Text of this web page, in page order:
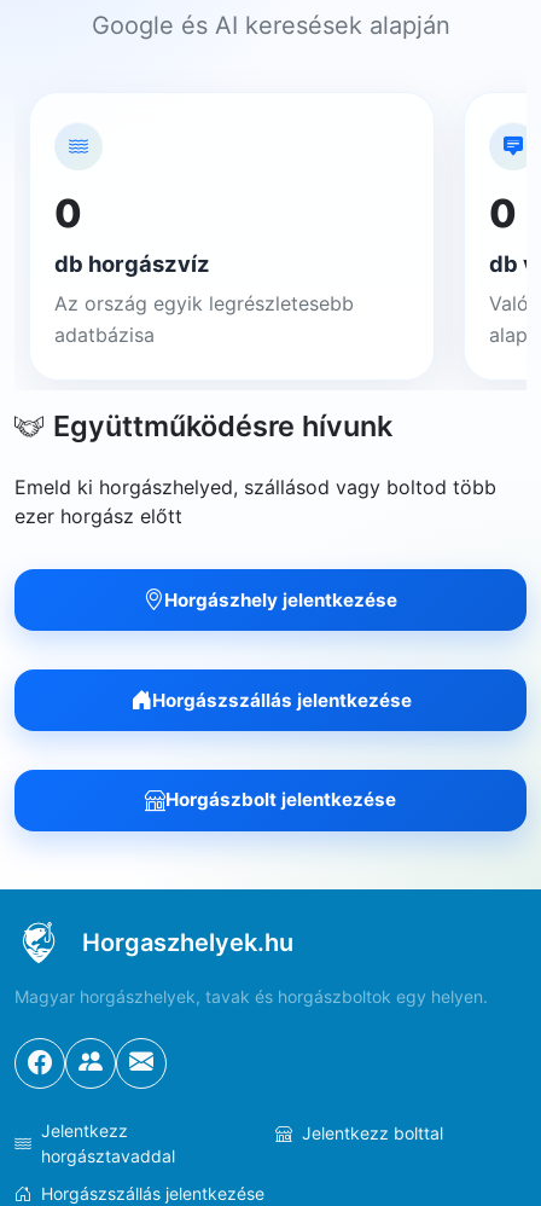
Google és AI keresések alapján
0
db horgászvíz
Az ország egyik legrészletesebb
adatbázisa
0
db
Együttműködésre hívunk
Emeld ki horgászhelyed, szállásod vagy boltod több
ezer horgász előtt
Horgászhely jelentkezése
Horgászszállás jelentkezése
Horgászbolt jelentkezése
Horgaszhelyek.hu
Magyar horgászhelyek, tavak és horgászboltok egy helyen.
Jelentkezz
horgásztavaddal
Jelentkezz bolttal
Horgászszállás jelentkezése